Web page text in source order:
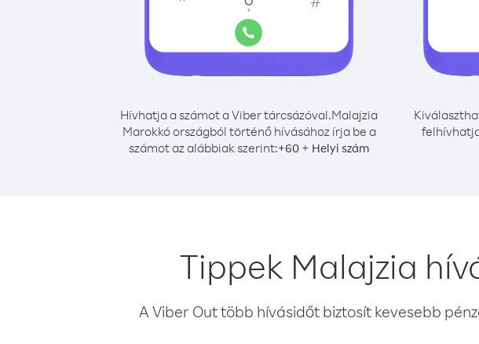
Hívhatja a számot a Viber tárcsázóval.Malajzia
Marokkó országból történő hívásához írja be a
számot az alábbiak szerint:+60 + Helyi szám
Tippek Malajzia
A Viber Out több hívásidőt biztosít kevesebb